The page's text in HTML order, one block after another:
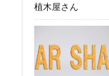
植木屋さん